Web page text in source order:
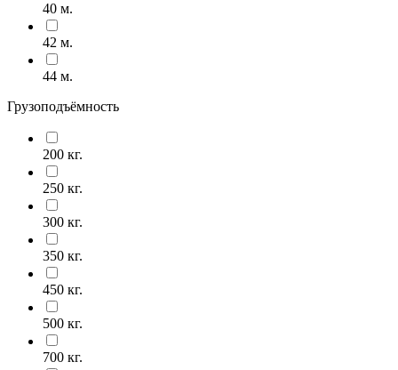
40 м.
42 м.
44 м.
Грузоподъёмность
200 кг.
250 кг.
300 кг.
350 кг.
450 кг.
500 кг.
700 кг.